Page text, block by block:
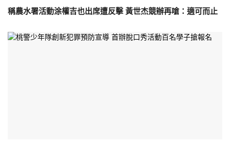
稱農水署活動涂權吉也出席遭反擊 黃世杰競辦再嗆：適可而止